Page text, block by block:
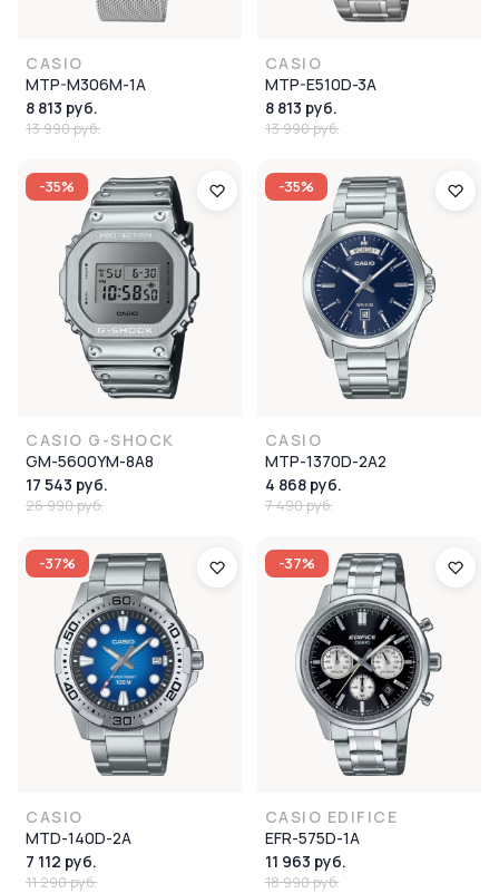
CASIO
MTP-M306M-1A
8 813 руб.
13 990 руб.
CASIO
MTP-E510D-3A
8 813 руб.
13 990 руб.
-35%
CASIO G-SHOCK
GM-5600YM-8A8
17 543 руб.
26 990 руб.
-35%
CASIO
MTP-1370D-2A2
4 868 руб.
7 490 руб.
-37%
CASIO
MTD-140D-2A
7 112 руб.
11 290 руб.
-37%
CASIO EDIFICE
EFR-575D-1A
11 963 руб.
18 990 руб.